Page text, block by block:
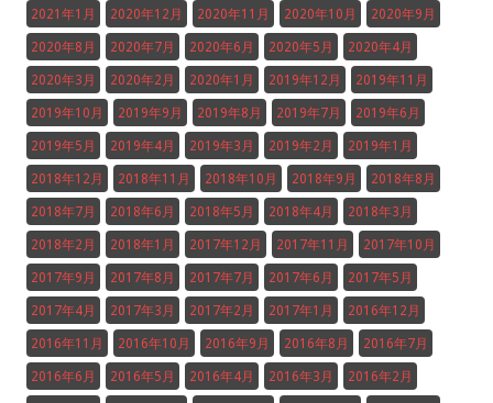
2021年1月 2020年12月 2020年11月 2020年10月 2020年9月
2020年8月 2020年7月 2020年6月 2020年5月 2020年4月
2020年3月 2020年2月 2020年1月 2019年12月 2019年11月
2019年10月 2019年9月 2019年8月 2019年7月 2019年6月
2019年5月 2019年4月 2019年3月 2019年2月 2019年1月
2018年12月 2018年11月 2018年10月 2018年9月 2018年8月
2018年7月 2018年6月 2018年5月 2018年4月 2018年3月
2018年2月 2018年1月 2017年12月 2017年11月 2017年10月
2017年9月 2017年8月 2017年7月 2017年6月 2017年5月
2017年4月 2017年3月 2017年2月 2017年1月 2016年12月
2016年11月 2016年10月 2016年9月 2016年8月 2016年7月
2016年6月 2016年5月 2016年4月 2016年3月 2016年2月